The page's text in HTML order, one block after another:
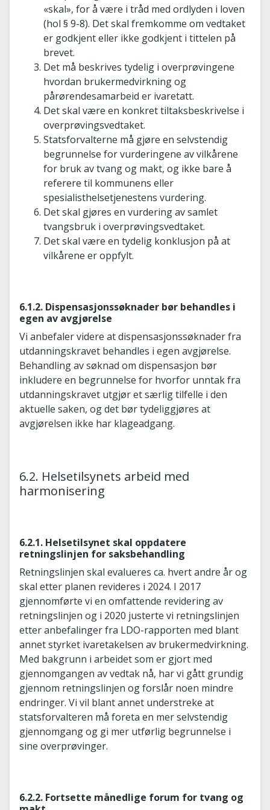
«skal», for å være i tråd med ordlyden i loven
(hol § 9-8). Det skal fremkomme om vedtaket
er godkjent eller ikke godkjent i tittelen på
brevet.
Det må beskrives tydelig i overprøvingene
hvordan brukermedvirkning og
pårørendesamarbeid er ivaretatt.
Det skal være en konkret tiltaksbeskrivelse i
overprøvingsvedtaket.
Statsforvalterne må gjøre en selvstendig
begrunnelse for vurderingene av vilkårene
for bruk av tvang og makt, og ikke bare å
referere til kommunens eller
spesialisthelsetjenestens vurdering.
Det skal gjøres en vurdering av samlet
tvangsbruk i overprøvingsvedtaket.
Det skal være en tydelig konklusjon på at
vilkårene er oppfylt.
6.1.2. Dispensasjonssøknader bør behandles i
egen av avgjørelse
Vi anbefaler videre at dispensasjonssøknader fra
utdanningskravet behandles i egen avgjørelse.
Behandling av søknad om dispensasjon bør
inkludere en begrunnelse for hvorfor unntak fra
utdanningskravet utgjør et særlig tilfelle i den
aktuelle saken, og det bør tydeliggjøres at
avgjørelsen ikke har klageadgang.
6.2. Helsetilsynets arbeid med
harmonisering
6.2.1. Helsetilsynet skal oppdatere
retningslinjen for saksbehandling
Retningslinjen skal evalueres ca. hvert andre år og
skal etter planen revideres i 2024. I 2017
gjennomførte vi en omfattende revidering av
retningslinjen og i 2020 justerte vi retningslinjen
etter anbefalinger fra LDO-rapporten med blant
annet styrket ivaretakelsen av brukermedvirkning.
Med bakgrunn i arbeidet som er gjort med
gjennomgangen av vedtak nå, har vi gått grundig
gjennom retningslinjen og forslår noen mindre
endringer. Vi vil blant annet understreke at
statsforvalteren må foreta en mer selvstendig
gjennomgang og gi mer utførlig begrunnelse i
sine overprøvinger.
6.2.2. Fortsette månedlige forum for tvang og